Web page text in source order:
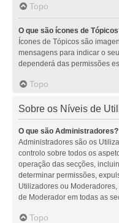
Topo
O que são ícones de
Ícones de Tópicos são
mensagens para indicar o
dependerá das permissões
Topo
Sobre os Níveis de
O que são Administradores?
Administradores são os
controlo sobre todos os
operação das secções,
determinar permissões,
Utilizadores ou
de Moderador em todas as
Topo